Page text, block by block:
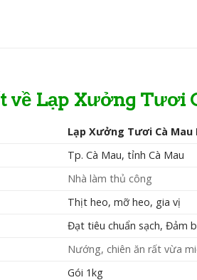
về Lạp Xưởng Tươi
Lạp Xưởng Tươi Cà Mau
Tp. Cà Mau, tỉnh Cà Mau
Nhà làm thủ công
Thịt heo, mỡ heo, gia vị
Đạt tiêu chuẩn sạch, Đảm
Nướng, chiên ăn rất vừa
Gói 1kg